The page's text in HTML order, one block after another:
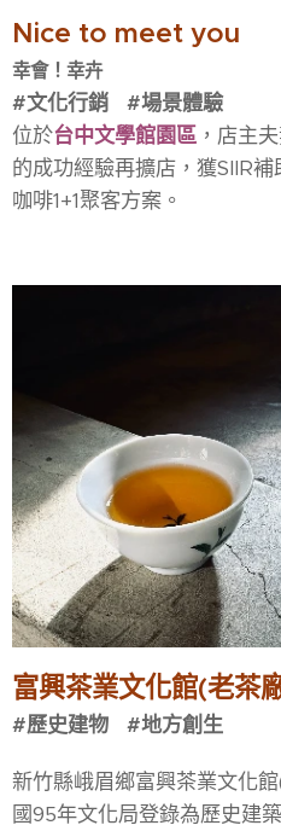
Nice to meet you
幸會！幸卉
#文化行銷 #場景體驗
位於台中文學館園區 ，店主
的成功經驗再擴店，獲SIIR
咖啡1+1聚客方案。
富興茶業文化館(老茶
#歷史建物 #地方創生
新竹縣峨眉鄉富興茶業文化
國95年文化局登錄為歷史建